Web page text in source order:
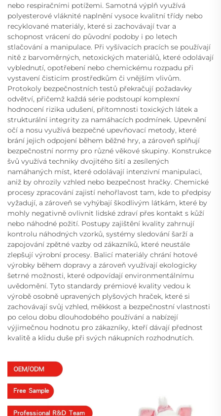
nebo respiračními potížemi. Samotná výplň využívá
polyesterové vláknité naplnění vysoce kvalitní třídy nebo
recyklované materiály, které si zachovávají tvar a
schopnost vrácení do původní podoby i po letech
stlačování a manipulace. Při vyšívacích pracích se používají
nitě z barvoměrných, netoxických materiálů, které odolávají
vyblednutí, opotřebení nebo chemickému rozpadu při
vystavení čisticím prostředkům či vnějším vlivům.
Protokoly bezpečnostních testů překračují požadavky
odvětví, přičemž každá série podstoupí komplexní
hodnocení rizika udušení, přítomnosti toxických látek a
strukturální integrity za namáhacích podmínek. Upevnění
očí a nosu využívá bezpečné upevňovací metody, které
brání jejich odpojení během běžné hry, a zároveň splňují
bezpečnostní normy pro různé věkové skupiny. Konstrukce
švů využívá techniky dvojitého šití a zesílených
namáhaných míst, které odolávají intenzivní manipulaci,
aniž by ohrozily vzhled nebo bezpečnost hračky. Chemické
procesy zpracování zajistí nehořlavost tam, kde to předpisy
vyžadují, a zároveň se vyhýbají škodlivým látkám, které by
mohly negativně ovlivnit lidské zdraví přes kontakt s kůží
nebo náhodné požití. Postupy zajištění kvality zahrnují
kontrolu náhodných vzorků, systémy sledování šarží a
zapojování zpětné vazby od zákazníků, které neustále
zlepšují výrobní procesy. Balicí materiály chrání hotové
výrobky během dopravy a zároveň využívají ekologicky
šetrné možnosti, které odpovídají environmentálnímu
uvědomění. Tyto standardy prémiové kvality vedou k
výrobě osobně upravených plyšových hraček, které si
zachovávají svůj vzhled, měkkost a bezpečnostní vlastnosti
po celou dobu dlouhodobého používání a nabízejí
výjimečnou hodnotu pro zákazníky, kteří dávají přednost
kvalitě a klidu duše při svých nákupních rozhodnutích.